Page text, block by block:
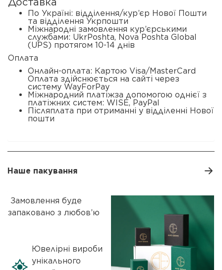
По Україні: відділення/кур’єр Нової Пошти
та відділення Укрпошти
Міжнародні замовлення кур’єрськими
службами: UkrPoshta, Nova Poshta Global
(UPS) протягом 10-14 днів
Оплата
Онлайн-оплата: Картою Visa/MasterCard
Оплата здійснюється на сайті через
систему WayForPay
Міжнародний платіжза допомогою однієї з
платіжних систем: WISE, PayPal
Післяплата при отриманні у відділенні Нової
пошти
Наше пакування
Замовлення буде
запаковано з любов’ю
Ювелірні вироби
унікального